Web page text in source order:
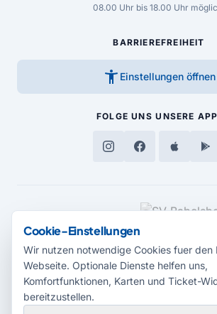
08.00 Uhr bis 18.00 Uhr
BARRIEREFREIHEIT
accessibility_new Einstellungen öffnen
FOLGE UNS UNSERE
MEDIENPARTNER
Cookie-Einstellungen
Wir nutzen notwendige Cookies fuer den
Webseite. Optionale Dienste helfen uns,
Komfortfunktionen, Karten und Ticket-
bereitzustellen.